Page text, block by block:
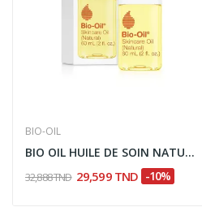
BIO-OIL
BIO OIL HUILE DE SOIN NATURELLE 60ML
32,888 TND 29,599 TND -10%